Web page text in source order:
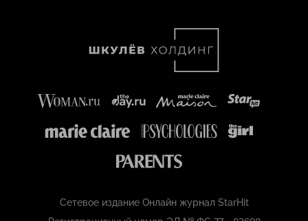
Сетевое издание Онлайн журнал StarHit